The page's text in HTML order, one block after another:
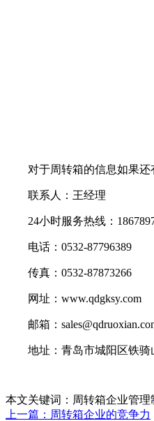
对于周转箱的信息如果还有
联系人：王经理
24小时服务热线：
电话：0532-87796389
传真：0532-87873266
网址：www.qdgksy.com
邮箱：
地址：青岛市城阳区铁骑
本文关键词：周转箱企业管
上一篇：周转箱企业的竞争力